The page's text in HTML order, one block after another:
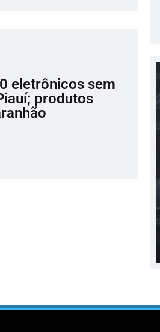
eletrônicos sem
produtos